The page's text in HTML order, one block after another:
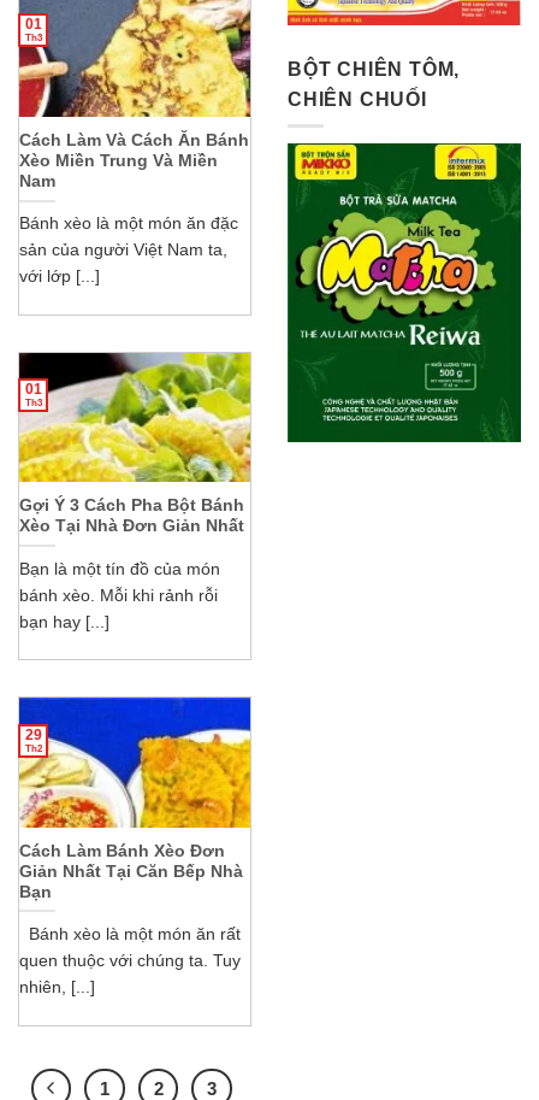
Cách Làm Và Cách Ăn Bánh
Xèo Miền Trung Và Miền
Nam
Bánh xèo là một món ăn đặc
sản của người Việt Nam ta,
với lớp [...]
01
Th3
Gợi Ý 3 Cách Pha Bột Bánh
Xèo Tại Nhà Đơn Giản Nhất
Bạn là một tín đồ của món
bánh xèo. Mỗi khi rảnh rỗi
bạn hay [...]
01
Th3
Cách Làm Bánh Xèo Đơn
Giản Nhất Tại Căn Bếp Nhà
Bạn
Bánh xèo là một món ăn rất
quen thuộc với chúng ta. Tuy
nhiên, [...]
29
Th2
1 2
3
BỘT CHIÊN TÔM,
CHIÊN CHUỐI